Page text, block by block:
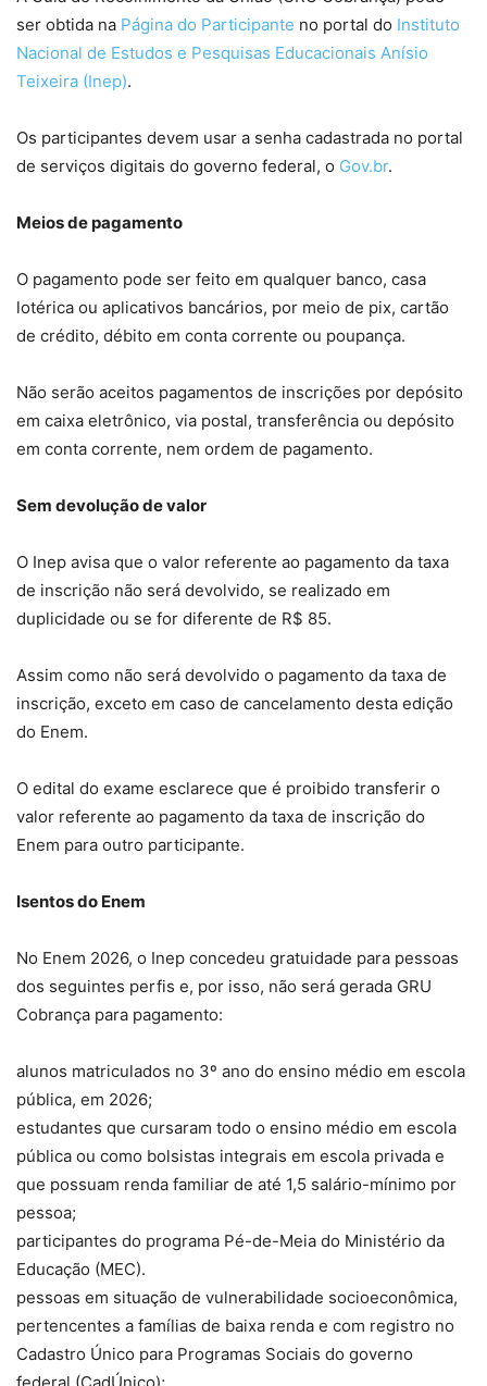
ser obtida na Página do Participante no portal do Instituto
Nacional de Estudos e Pesquisas Educacionais Anísio
Teixeira (Inep).
Os participantes devem usar a senha cadastrada no portal
de serviços digitais do governo federal, o Gov.br.
Meios de pagamento
O pagamento pode ser feito em qualquer banco, casa
lotérica ou aplicativos bancários, por meio de pix, cartão
de crédito, débito em conta corrente ou poupança.
Não serão aceitos pagamentos de inscrições por depósito
em caixa eletrônico, via postal, transferência ou depósito
em conta corrente, nem ordem de pagamento.
Sem devolução de valor
O Inep avisa que o valor referente ao pagamento da taxa
de inscrição não será devolvido, se realizado em
duplicidade ou se for diferente de R$ 85.
Assim como não será devolvido o pagamento da taxa de
inscrição, exceto em caso de cancelamento desta edição
do Enem.
O edital do exame esclarece que é proibido transferir o
valor referente ao pagamento da taxa de inscrição do
Enem para outro participante.
Isentos do Enem
No Enem 2026, o Inep concedeu gratuidade para pessoas
dos seguintes perfis e, por isso, não será gerada GRU
Cobrança para pagamento:
alunos matriculados no 3º ano do ensino médio em escola
pública, em 2026;
estudantes que cursaram todo o ensino médio em escola
pública ou como bolsistas integrais em escola privada e
que possuam renda familiar de até 1,5 salário-mínimo por
pessoa;
participantes do programa Pé-de-Meia do Ministério da
Educação (MEC).
pessoas em situação de vulnerabilidade socioeconômica,
pertencentes a famílias de baixa renda e com registro no
Cadastro Único para Programas Sociais do governo